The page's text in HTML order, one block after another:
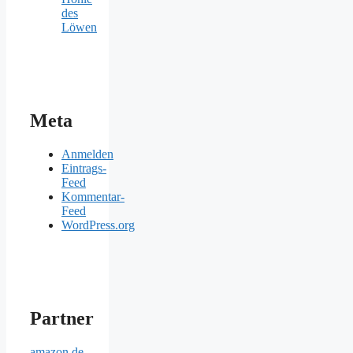
des
Löwen
Meta
Anmelden
Eintrags-
Feed
Kommentar-
Feed
WordPress.org
Partner